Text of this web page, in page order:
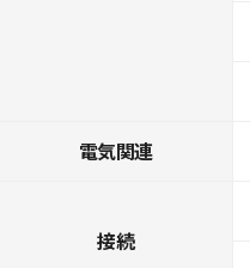
電気関連
接続